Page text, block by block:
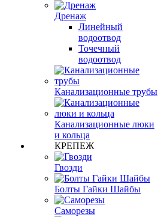
Дренаж
Линейный
водоотвод
Точечный
водоотвод
Канализационные трубы
Канализационные люки
и кольца
КРЕПЕЖ
Гвозди
Болты Гайки Шайбы
Саморезы